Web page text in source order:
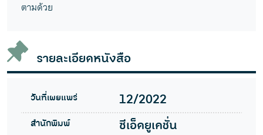
ตามด้วย
รายละเอียดหนังสือ
วันที่เผยแพร่ 12/2022
สำนักพิมพ์ ซีเอ็ดยูเคชั่น